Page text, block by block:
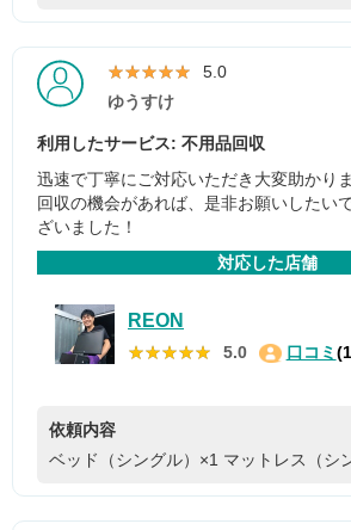
★★★★★
★★★★★ 5.0
ゆうすけ
利用したサービス: 不用品回収
迅速で丁寧にご対応いただき大変助かり
回収の機会があれば、是非お願いしたい
ざいました！
対応した店舗
REON
★★★★★
★★★★★ 5.0 口コミ
依頼内容
ベッド（シングル）×1 マットレス（シ